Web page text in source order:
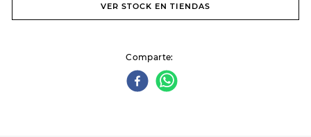
VER STOCK EN TIENDAS
Comparte